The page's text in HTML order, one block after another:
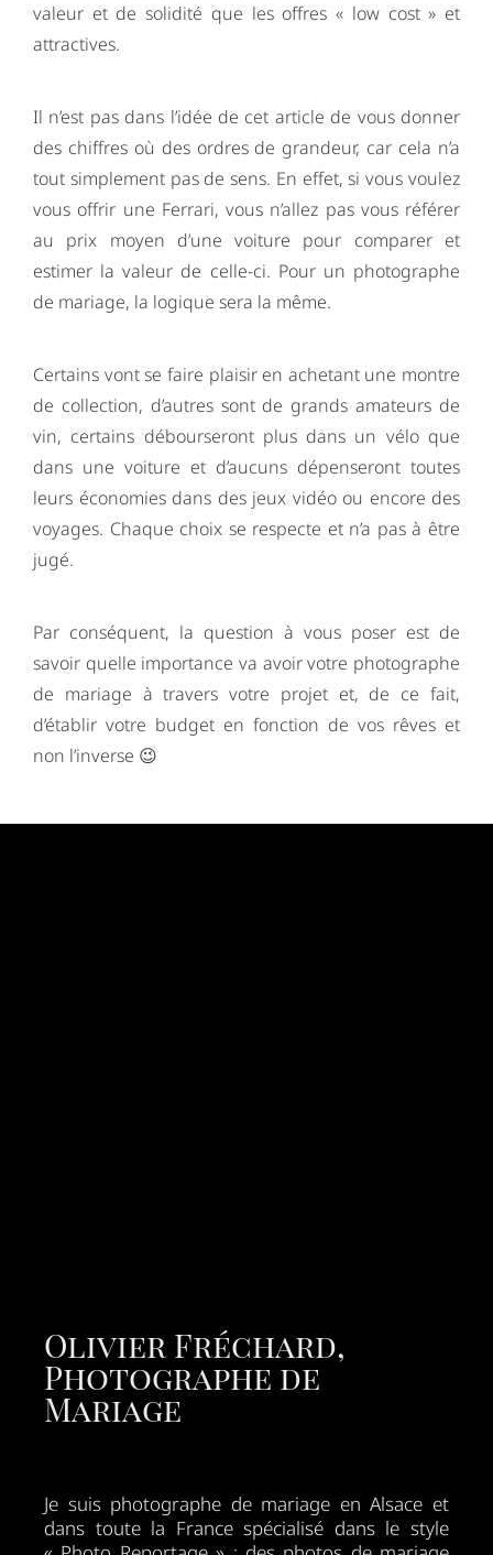
valeur et de solidité que les offres « low cost » et
attractives.
Il n’est pas dans l’idée de cet article de vous donner
des chiffres où des ordres de grandeur, car cela n’a
tout simplement pas de sens. En effet, si vous voulez
vous offrir une Ferrari, vous n’allez pas vous référer
au prix moyen d’une voiture pour comparer et
estimer la valeur de celle-ci. Pour un photographe
de mariage, la logique sera la même.
Certains vont se faire plaisir en achetant une montre
de collection, d’autres sont de grands amateurs de
vin, certains débourseront plus dans un vélo que
dans une voiture et d’aucuns dépenseront toutes
leurs économies dans des jeux vidéo ou encore des
voyages. Chaque choix se respecte et n’a pas à être
jugé.
Par conséquent, la question à vous poser est de
savoir quelle importance va avoir votre photographe
de mariage à travers votre projet et, de ce fait,
d’établir votre budget en fonction de vos rêves et
non l’inverse 😉
Olivier Fréchard,
Photographe de
Mariage
Je suis photographe de mariage en Alsace et
dans toute la France spécialisé dans le style